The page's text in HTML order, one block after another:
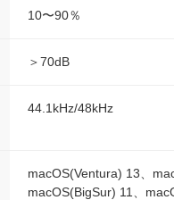
10〜90％
＞70dB
44.1kHz/48kHz
macOS(Ventura) 13、
macOS(BigSur) 11、